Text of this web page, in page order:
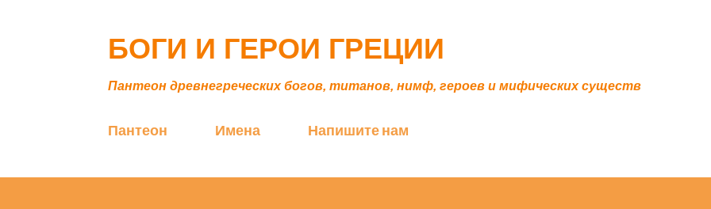
БОГИ И ГЕРОИ ГРЕЦИИ
Пантеон древнегреческих богов, титанов, нимф, героев и мифических существ
Пантеон Имена Напишите нам